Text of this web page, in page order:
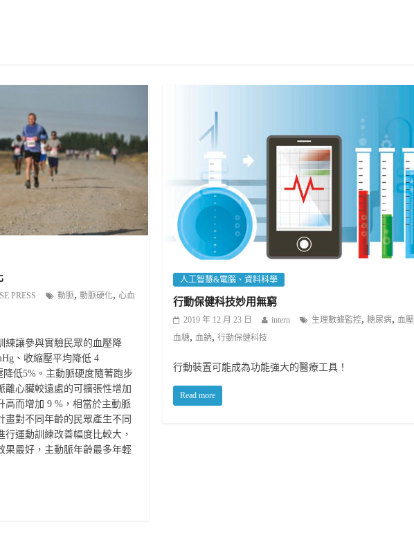
PRESS 動脈, 動脈硬化, 心血
練讓參與實驗民眾的血壓降
、收縮壓平均降低 4
低5%。主動脈硬度隨著跑步
離心臟較遠處的可擴張性增加
高而增加 9 %，相當於主動脈
畫對不同年齡的民眾產生不同
運動訓練改善幅度比較大，
果最好，主動脈年齡最多年輕
人工智慧&電腦、資料科學
行動保健科技妙用無窮
2019 年 12 月 23 日 intern 生理數據監控,糖尿病,血壓
血糖,血鈉,行動保健科技
行動裝置可能成為功能強大的醫療工具！
Read more